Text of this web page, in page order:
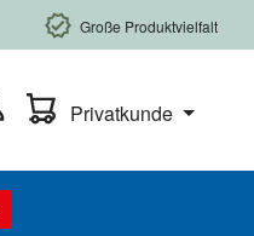
Große Produktvielfalt
Warenkorb enthält 0
Privatkunde